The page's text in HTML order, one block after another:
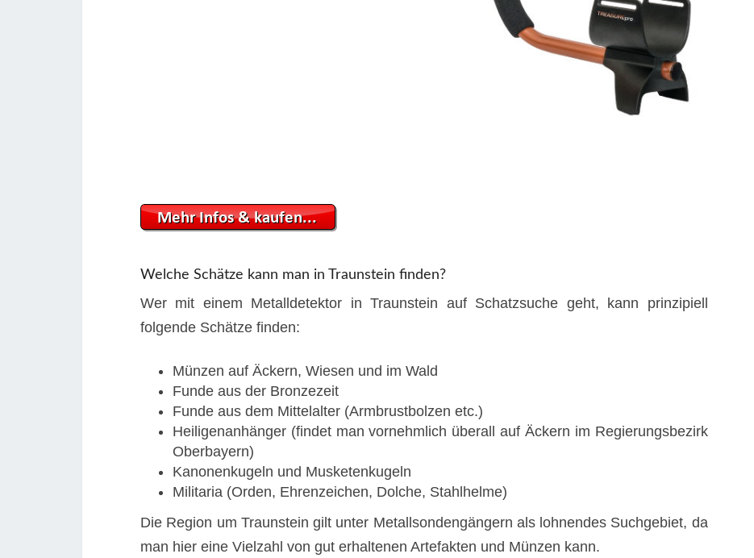
Welche Schätze kann man in Traunstein finden?
Wer mit einem Metalldetektor in Traunstein auf Schatzsuche geht, kann prinzipiell
folgende Schätze finden:
Münzen auf Äckern, Wiesen und im Wald
Funde aus der Bronzezeit
Funde aus dem Mittelalter (Armbrustbolzen etc.)
Heiligenanhänger (findet man vornehmlich überall auf Äckern im Regierungsbezirk
Oberbayern)
Kanonenkugeln und Musketenkugeln
Militaria (Orden, Ehrenzeichen, Dolche, Stahlhelme)
Die Region um Traunstein gilt unter Metallsondengängern als lohnendes Suchgebiet, da
man hier eine Vielzahl von gut erhaltenen Artefakten und Münzen kann.